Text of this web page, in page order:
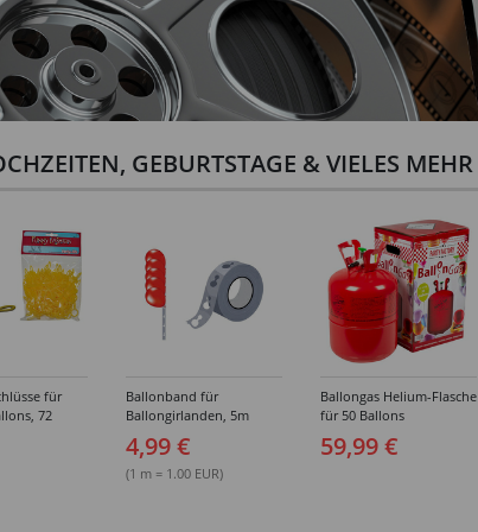
GEBURTSTAGE & VIELES MEHR
für
72
Ballonband für
Ballongirlanden, 5m
Deko-Band aus PVC
4,99 €
(1 m = 1.00 EUR)
Ballongas Helium-Flasche
für 50 Ballons
59,99 €